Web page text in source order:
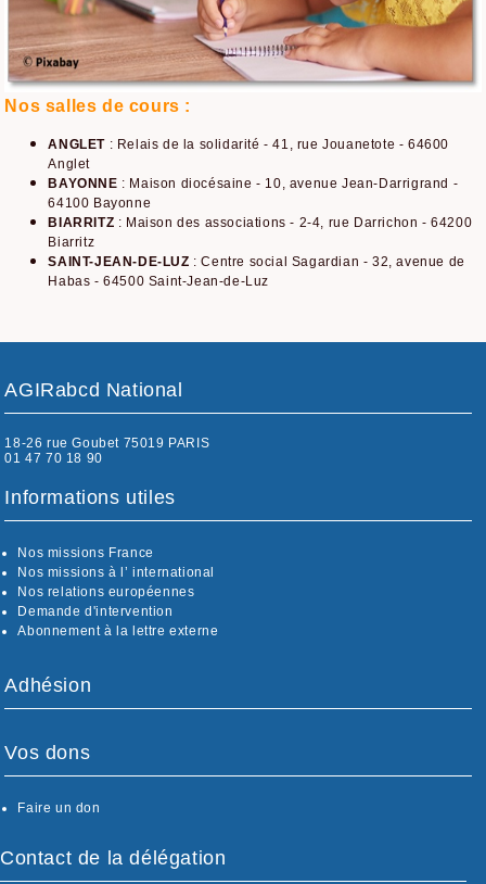
Nos salles de cours :
ANGLET : Relais de la solidarité - 41, rue Jouanetote - 64600
Anglet
BAYONNE : Maison diocésaine - 10, avenue Jean-Darrigrand -
64100 Bayonne
BIARRITZ : Maison des associations - 2-4, rue Darrichon - 64200
Biarritz
SAINT-JEAN-DE-LUZ : Centre social Sagardian - 32, avenue de
Habas - 64500 Saint-Jean-de-Luz
AGIRabcd National
18-26 rue Goubet 75019 PARIS
01 47 70 18 90
Informations utiles
Nos missions France
Nos missions à l’ international
Nos relations européennes
Demande d'intervention
Abonnement à la lettre externe
Adhésion
Vos dons
Faire un don
Contact de la délégation